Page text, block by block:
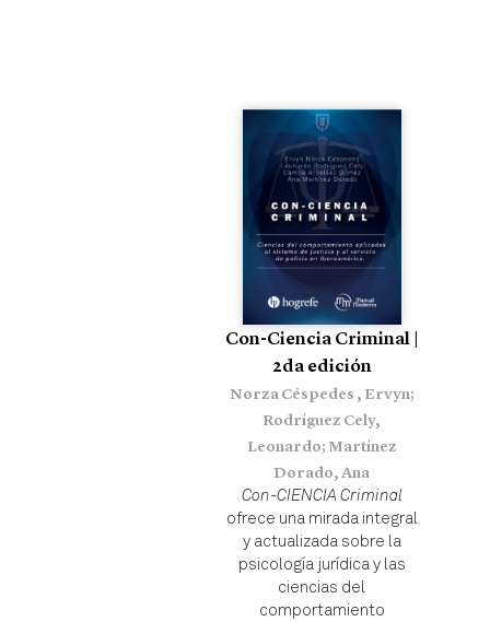
Con-Ciencia Criminal |
2da edición
Norza Céspedes , Ervyn;
Rodríguez Cely,
Leonardo; Martínez
Dorado, Ana
Con-CIENCIA Criminal
ofrece una mirada integral
y actualizada sobre la
psicología jurídica y las
ciencias del
comportamiento